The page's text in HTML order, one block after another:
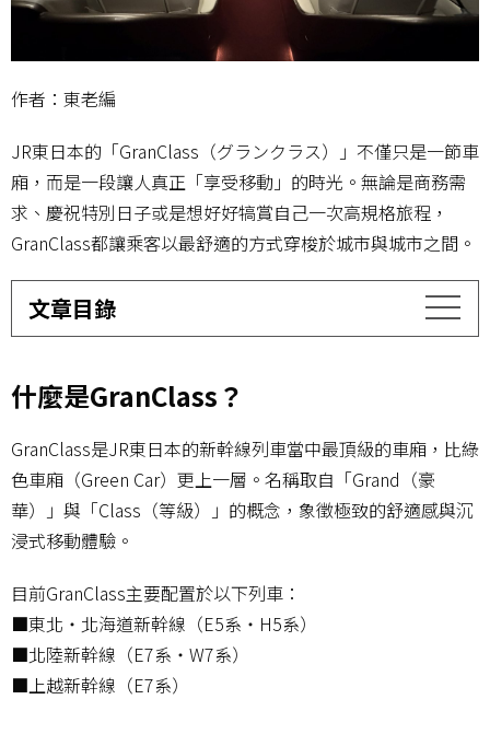
作者：東老編
JR東日本的「GranClass（グランクラス）」不僅只是一節車
廂，而是一段讓人真正「享受移動」的時光。無論是商務需
求、慶祝特別日子或是想好好犒賞自己一次高規格旅程，
GranClass都讓乘客以最舒適的方式穿梭於城市與城市之間。
文章目錄
什麼是GranClass？
GranClass是JR東日本的新幹線列車當中最頂級的車廂，比綠
色車廂（Green Car）更上一層。名稱取自「Grand（豪
華）」與「Class（等級）」的概念，象徵極致的舒適感與沉
浸式移動體驗。
目前GranClass主要配置於以下列車：
■東北・北海道新幹線（E5系・H5系）
■北陸新幹線（E7系・W7系）
■上越新幹線（E7系）